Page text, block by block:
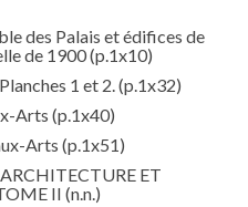
des Palais et édifices de
de 1900(p.1x10)
1 et 2.(p.1x32)
Arts (p.1x40)
Arts (p.1x51)
ET
II (n.n.)